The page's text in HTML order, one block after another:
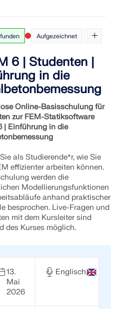
Stahlverbindungen mit
8 und AISC 360, vollständig
und genauere
Zonenkarten zur
seismischen Daten.
Aufgezeichnet
6 | Studenten |
in die
Online-Basisschulung für
zur FEM-Statiksoftware
| Einführung in die
als Studierende*r, wie Sie
effizienter arbeiten können.
werden die
Modellierungsfunktionen
anhand praktischer
besprochen. Live-Fragen und
mit dem Kursleiter sind
des Kurses möglich.
13.
Mai
2026
Englisch